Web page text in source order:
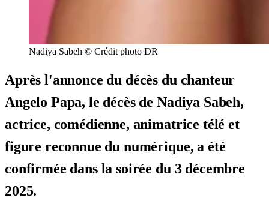
Nadiya Sabeh © Crédit photo DR
Après l'annonce du décès du chanteur
Angelo Papa, le décès de Nadiya Sabeh,
actrice, comédienne, animatrice télé et
figure reconnue du numérique, a été
confirmée dans la soirée du 3 décembre
2025.